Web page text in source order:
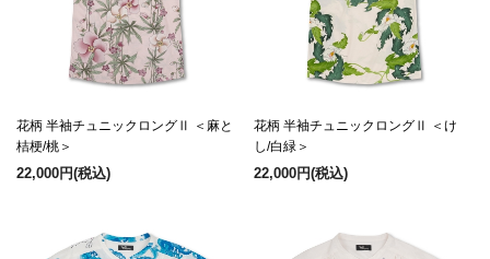
花柄 半袖チュニックロングⅡ ＜麻と
桔梗/桃＞
22,000円(税込)
花柄 半袖チュニックロングⅡ ＜け
し/白緑＞
22,000円(税込)